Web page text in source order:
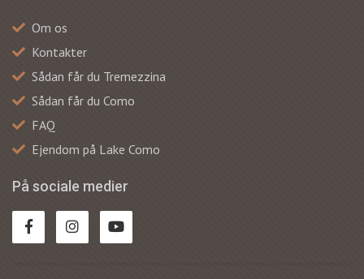
Om os
Kontakter
Sådan får du Tremezzina
Sådan får du Como
FAQ
Ejendom på Lake Como
På sociale medier